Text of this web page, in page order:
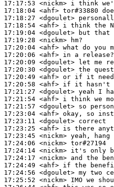
17:17:53 <nickm>
17:18:04 <ahf>
17:18:27 <dgoulet>
17:18:54 <ahf>
17:19:04 <dgoulet>
17:19:28 <nickm>
17:20:04 <ahf>
17:20:06 <ahf>
17:20:09 <dgoulet>
17:20:30 <dgoulet>
17:20:49 <ahf>
17:20:58 <ahf>
17:21:27 <dgoulet>
17:21:54 <ahf>
17:21:57 <dgoulet>
17:23:04 <ahf>
17:23:11 <dgoulet>
17:23:25 <ahf>
17:23:45 <nickm>
17:24:06 <nickm>
17:24:14 <nickm>
17:24:17 <nickm>
17:24:49 <ahf>
17:24:56 <dgoulet>
17:25:52 <nickm>